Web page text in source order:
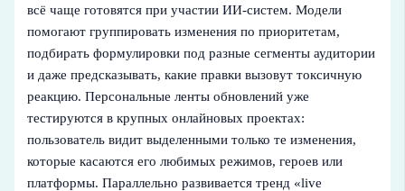
всё чаще готовятся при участии ИИ‑систем. Модели
помогают группировать изменения по приоритетам,
подбирать формулировки под разные сегменты аудитории
и даже предсказывать, какие правки вызовут токсичную
реакцию. Персональные ленты обновлений уже
тестируются в крупных онлайновых проектах:
пользователь видит выделенными только те изменения,
которые касаются его любимых режимов, героев или
платформы. Параллельно развивается тренд «live